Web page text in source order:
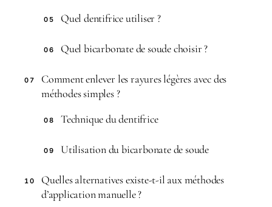
05 Quel dentifrice utiliser ?
06 Quel bicarbonate de soude choisir ?
07
Comment enlever les rayures légères avec des
méthodes simples ?
08 Technique du dentifrice
09 Utilisation du bicarbonate de soude
10
Quelles alternatives existe-t-il aux méthodes
d’application manuelle ?